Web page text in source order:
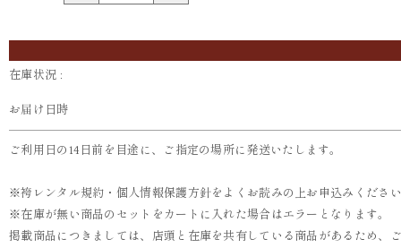
在庫状況 :
お届け日時
ご利用日の14日前を目途に、ご指定の場所に発送いたします。
※袴レンタル規約・個人情報保護方針をよくお読みの上お申込みくださ
※在庫が無い商品のセットをカートに入れた場合はエラーとなります。
掲載商品につきましては、店頭と在庫を共有している商品があるため